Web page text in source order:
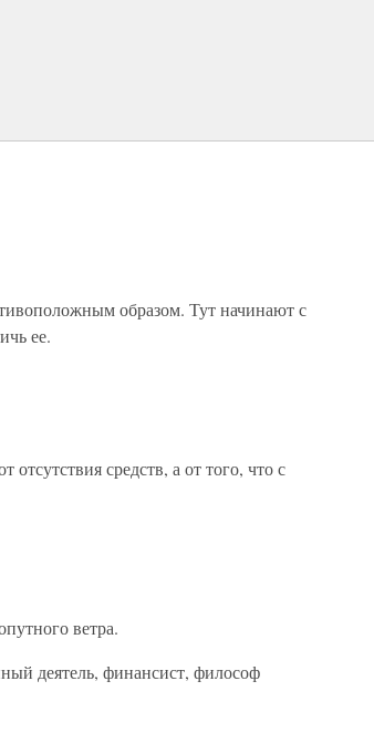
образом. Тут начинают с
ее.
средств, а от того, что с
ветра.
деятель, финансист, философ